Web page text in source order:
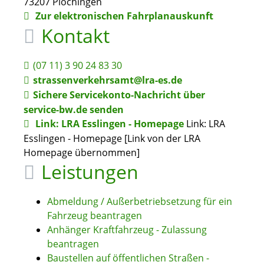
Zur elektronischen Fahrplanauskunft
Kontakt
(07 11) 3 90 24 83 30
strassenverkehrsamt@lra-es.de
Sichere Servicekonto-Nachricht über
service-bw.de senden
Link: LRA Esslingen - HomepageLink: LRA
Esslingen - Homepage [Link von der LRA
Homepage übernommen]
Leistungen
Abmeldung / Außerbetriebsetzung für ein
Fahrzeug beantragen
Anhänger Kraftfahrzeug - Zulassung
beantragen
Baustellen auf öffentlichen Straßen -